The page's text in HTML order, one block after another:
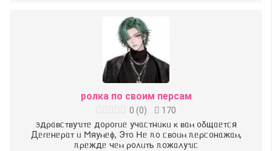
ролка по своим персам
0 (0)
170
ᤋдρᥲʙᥴᴛʙуᥔᴛᥱ д᧐ρ᧐ᴦᥙᥱ учᥲᥴᴛнᥙκᥙ κ ʙᥲⲙ ᧐δщᥲᥱᴛᥴя
Дᥱᴦᥱнᥱρᥲᴛ ᥙ 𐌑яуⲙᥱɸ, Эᴛ᧐ 𐋏ᥱ ᥰ᧐ ᥴʙ᧐ᥙⲙ ᥰᥱρᥴ᧐нᥲжᥲⲙ,
ᥰρᥱждᥱ чᥱⲙ ρ᧐᧘ᥙᴛь ᥰ᧐жᥲ᧘уᥔᥴ